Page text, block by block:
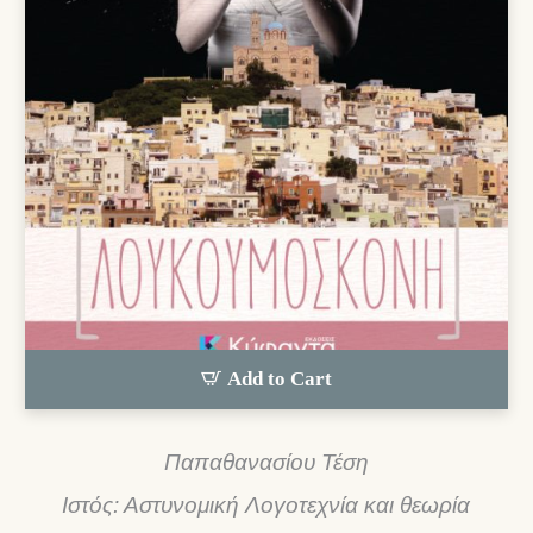
Add to Cart
Παπαθανασίου Τέση
Ιστός: Αστυνομική Λογοτεχνία και θεωρία